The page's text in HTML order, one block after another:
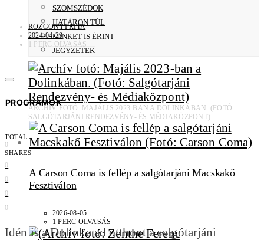
SZOMSZÉDOK
HATÁRON TÚL
MINKET IS ÉRINT
JEGYZETEK
PROGRAMOK
A Carson Coma is fellép a salgótarjáni Macskakő
Fesztiválon
2026-08-05
1 PERC OLVASÁS
ROZGONYI RITA
2024-04-29
1 PERC OLVASÁS
ARCHÍV FOTÓ: MAJÁLIS 2023-BAN A DOLINKÁBAN. (FOTÓ:
SALGÓTARJÁNI RENDEZVÉNY- ÉS MÉDIAKÖZPONT)
TOTAL
0
SHARES
0
0
0
0
Idén is a Dolinka ad otthont a salgótarjáni